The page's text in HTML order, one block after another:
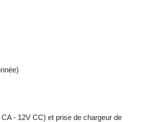
- 12V CC) et prise de chargeur de